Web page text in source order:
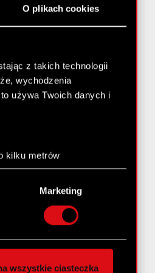
O plikach cookies
z takich technologii
wychodzenia
używa Twoich danych i
kilku metrów
(fingerprinting,
preferencje w
chwili.
i
Marketing
wszystkie ciasteczka